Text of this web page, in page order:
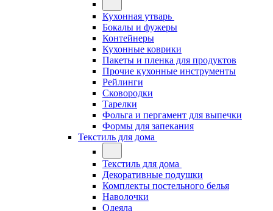
Кухонная утварь
Бокалы и фужеры
Контейнеры
Кухонные коврики
Пакеты и пленка для продуктов
Прочие кухонные инструменты
Рейлинги
Сковородки
Тарелки
Фольга и пергамент для выпечки
Формы для запекания
Текстиль для дома
Текстиль для дома
Декоративные подушки
Комплекты постельного белья
Наволочки
Одеяла